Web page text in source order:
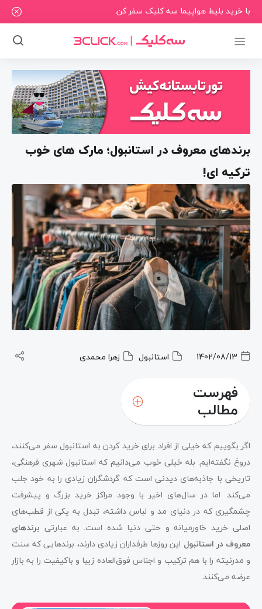
با خرید بلیط هواپیما سه کلیک سفر کن
برندهای معروف در استانبول؛ مارک های خوب
ترکیه ای!
1402/08/13 استانبول زهرا محمدی
فهرست
مطالب
اگر بگوییم که خیلی از افراد برای خرید کردن به استانبول سفر می‌کنند،
دروغ نگفته‌ایم. بله خیلی خوب می‌دانیم که استانبول شهری فرهنگی،
تاریخی با جاذبه‌های دیدنی است که گردشگران زیادی را به خود جلب
می‌کند. اما در سال‌های اخیر با وجود مراکز خرید بزرگ و پیشرفت
چشمگیری که در دنیای مد و لباس داشته، تبدل به یکی از قطب‌های
اصلی خرید خاورمیانه و حتی دنیا شده است. به عبارتی برندهای
معروف در استانبول این روزها طرفداران زیادی دارند، برندهایی که سنت
و مدرنیته را با هم ترکیب و اجناس فوق‌العاده زیبا و باکیفیت را به بازار
عرضه می‌کنند.